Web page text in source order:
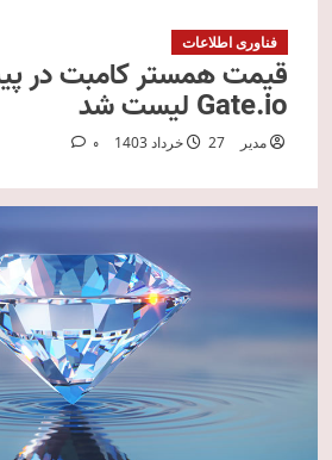
فناوری اطلاعات
قیمت همستر کامبت در
Gate.io لیست شد
مدیر 27 خرداد 1403 0